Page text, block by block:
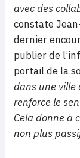
avec des
constate
dernier
publier de
portail de la
dans une ville
renforce le
Cela donne à
non plus